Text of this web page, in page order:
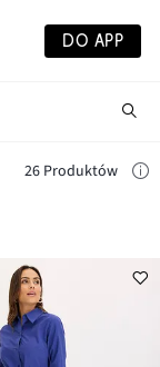
DO APP
26 Produktów